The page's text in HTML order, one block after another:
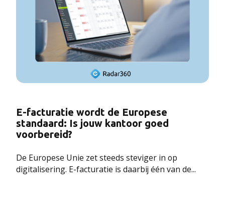
E-facturatie wordt de Europese
standaard: Is jouw kantoor goed
voorbereid?
De Europese Unie zet steeds steviger in op
digitalisering. E-facturatie is daarbij één van de...